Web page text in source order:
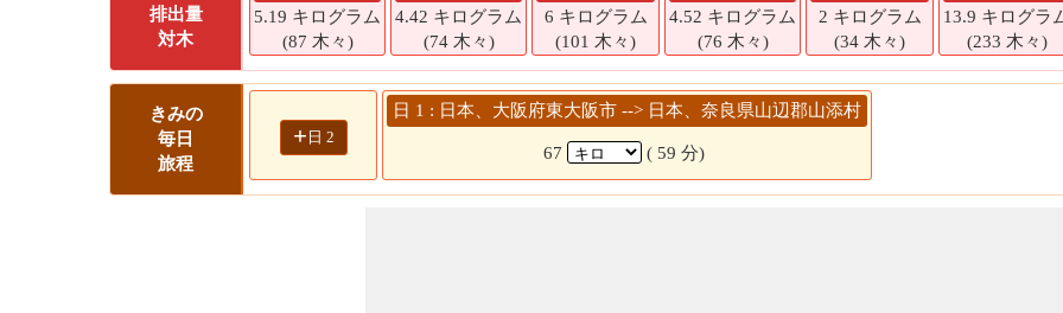
排出量
対木
5.19 キログラム
(87 木々)
4.42 キログラム
(74 木々)
6 キログラム
(101 木々)
4.52 キログラム
(76 木々)
2 キログラム
(34 木々)
13.9 キログラ
(233 木々)
きみの
毎日
旅程
+ 日 2
日 1 : 日本、大阪府東大阪市 --> 日本、奈良県山辺郡山添村
67 ( 59 分)